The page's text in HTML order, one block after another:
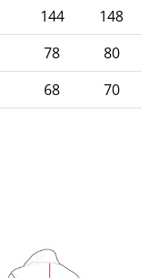
144
148
78
80
68 70